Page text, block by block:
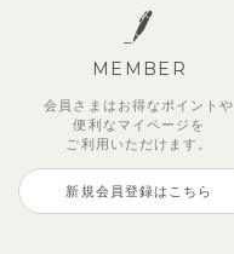
MEMBER
会員さまはお得なポイントや
便利な マイページを
ご利用いただけます。
新規会員登録はこちら